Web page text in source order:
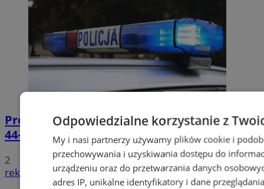
Prowadził BMW mimo sądowego zakazu.
44-latek zatrzymany na DTŚ
2
reklama
Odpowiedzialne korzystanie z
My i nasi partnerzy używamy plików cookie i
przechowywania i uzyskiwania dostępu do
urządzeniu oraz do przetwarzania danych
adres IP, unikalne identyfikatory i dane